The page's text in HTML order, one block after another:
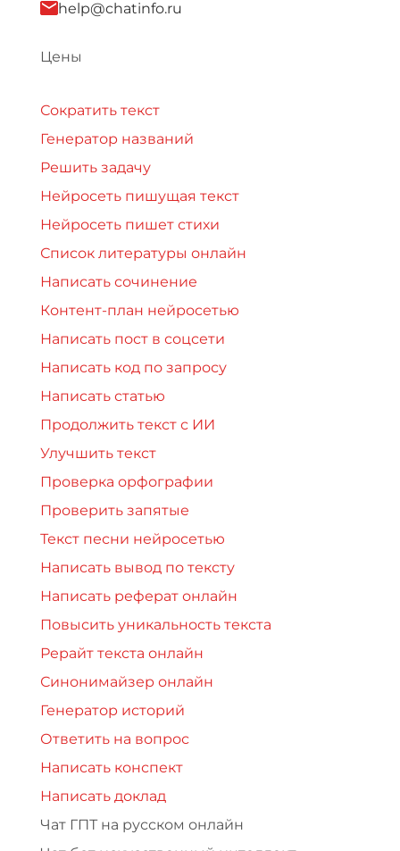
help@chatinfo.ru
Цены
Сократить текст
Генератор названий
Решить задачу
Нейросеть пишущая текст
Нейросеть пишет стихи
Список литературы онлайн
Написать сочинение
Контент-план нейросетью
Написать пост в соцсети
Написать код по запросу
Написать статью
Продолжить текст с ИИ
Улучшить текст
Проверка орфографии
Проверить запятые
Текст песни нейросетью
Написать вывод по тексту
Написать реферат онлайн
Повысить уникальность текста
Рерайт текста онлайн
Синонимайзер онлайн
Генератор историй
Ответить на вопрос
Написать конспект
Написать доклад
Чат ГПТ на русском онлайн